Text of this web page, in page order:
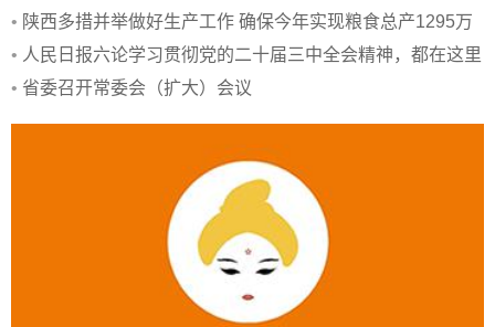
• 陕西多措并举做好生产工作 确保今年实现粮食总产1295万
吨
• 人民日报六论学习贯彻党的二十届三中全会精神，都在这里
了
• 省委召开常委会（扩大）会议